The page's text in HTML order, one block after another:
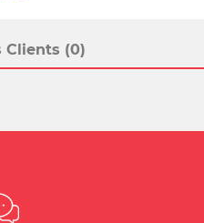
Clients (0)